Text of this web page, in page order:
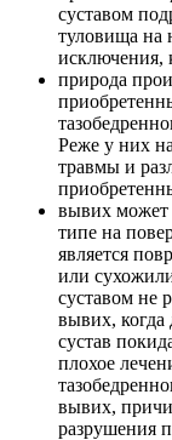
суставом
туловища на
исключения,
природа
Реже у них
травмы и
вывих
типе на
является
или
суставом не
вывих, когда
сустав
плохое
вывих,
разрушения